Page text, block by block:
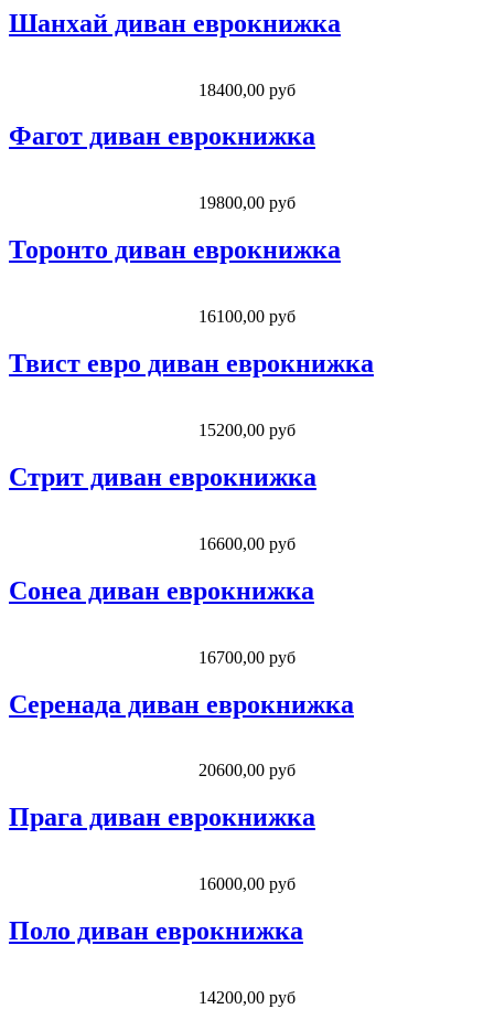
Шанхай диван еврокнижка
18400,00 руб
Фагот диван еврокнижка
19800,00 руб
Торонто диван еврокнижка
16100,00 руб
Твист евро диван еврокнижка
15200,00 руб
Стрит диван еврокнижка
16600,00 руб
Сонеа диван еврокнижка
16700,00 руб
Серенада диван еврокнижка
20600,00 руб
Прага диван еврокнижка
16000,00 руб
Поло диван еврокнижка
14200,00 руб